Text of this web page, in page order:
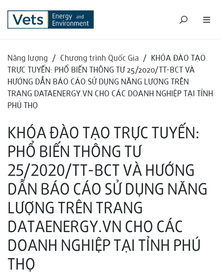
Năng lượng / Chương trình Quốc Gia / KHÓA ĐÀO TẠO
TRỰC TUYẾN: PHỔ BIẾN THÔNG TƯ 25/2020/TT-BCT VÀ
HƯỚNG DẪN BÁO CÁO SỬ DỤNG NĂNG LƯỢNG TRÊN
TRANG DATAENERGY.VN CHO CÁC DOANH NGHIỆP TẠI TỈNH
PHÚ THỌ
KHÓA ĐÀO TẠO TRỰC TUYẾN:
PHỔ BIẾN THÔNG TƯ
25/2020/TT-BCT VÀ HƯỚNG
DẪN BÁO CÁO SỬ DỤNG NĂNG
LƯỢNG TRÊN TRANG
DATAENERGY.VN CHO CÁC
DOANH NGHIỆP TẠI TỈNH PHÚ
THỌ